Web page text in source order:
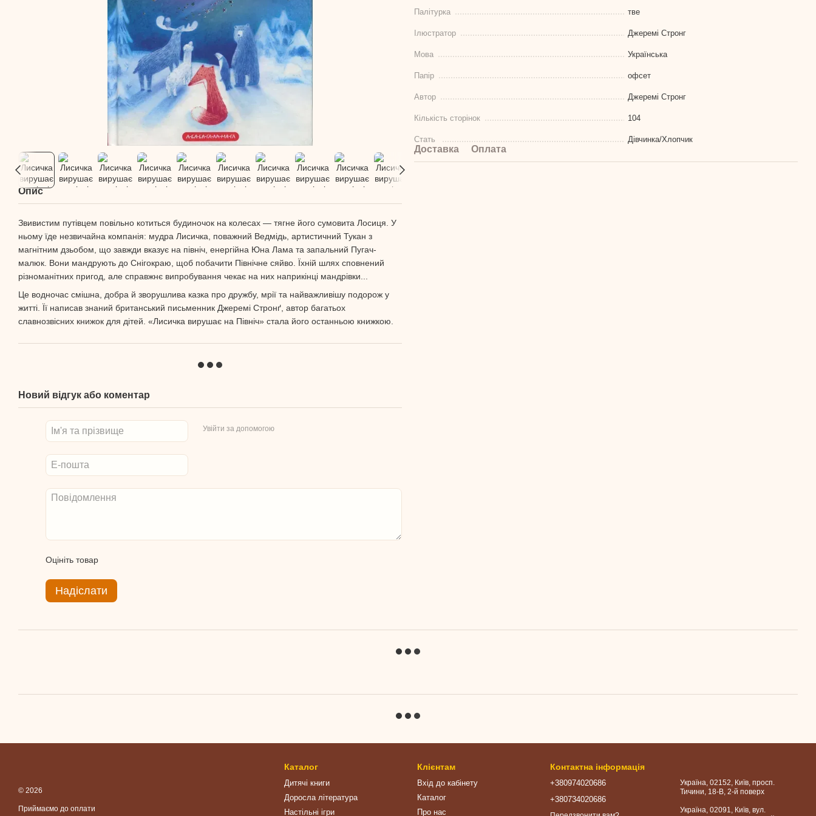
Опис
Звивистим путівцем повільно котиться будиночок на колесах — тягне його сумовита Лосиця. У
ньому їде незвичайна компанія: мудра Лисичка, поважний Ведмідь, артистичний Тукан з
магнітним дзьобом, що завжди вказує на північ, енергійна Юна Лама та запальний Пугач-
малюк. Вони мандрують до Снігокраю, щоб побачити Північне сяйво. Їхній шлях сповнений
різноманітних пригод, але справжнє випробування чекає на них наприкінці мандрівки...
Це водночас смішна, добра й зворушлива казка про дружбу, мрії та найважливішу подорож у
житті. Її написав знаний британський письменник Джеремі Стронґ, автор багатьох
славнозвісних книжок для дітей. «Лисичка вирушає на Північ» стала його останньою книжкою.
Новий відгук або коментар
Увійти за допомогою
Оцініть товар
Надіслати
Палітурка тве
Ілюстратор Джеремі Стронг
Мова Українська
Папір офсет
Автор Джеремі Стронг
Кількість сторінок 104
Стать Дівчинка/Хлопчик
Доставка Оплата
© 2026
Приймаємо до оплати
Каталог
Дитячі книги
Доросла література
Настільні ігри
Клієнтам
Вхід до кабінету
Каталог
Про нас
Контактна інформація
+380974020686
+380734020686
Україна, 02152, Київ, просп.
Тичини, 18-В, 2-й поверх
Україна, 02091, Київ, вул.